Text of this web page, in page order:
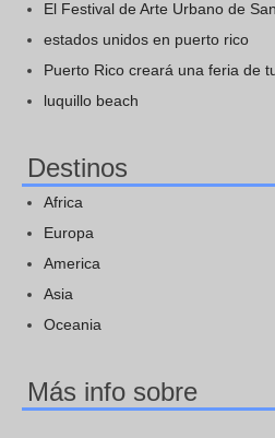
El Festival de Arte Urbano de
estados unidos en puerto rico
Puerto Rico creará una feria de
luquillo beach
Destinos
Africa
Europa
America
Asia
Oceania
Más info sobre